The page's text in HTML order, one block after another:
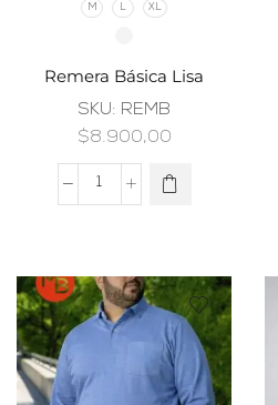
M L XL
Remera Básica Lisa
SKU: REMB
$8.900,00